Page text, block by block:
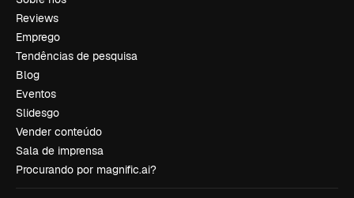
Reviews
Emprego
Tendências de pesquisa
Blog
Eventos
Slidesgo
Vender conteúdo
Sala de imprensa
Procurando por magnific.ai?